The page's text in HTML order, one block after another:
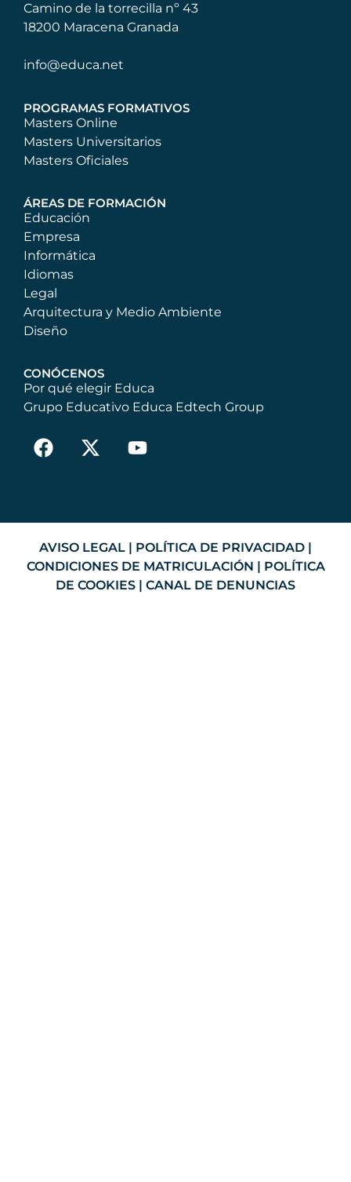
Camino de la torrecilla nº 43
18200 Maracena Granada
info@educa.net
PROGRAMAS FORMATIVOS
Masters Online
Masters Universitarios
Masters Oficiales
ÁREAS DE FORMACIÓN
Educación
Empresa
Informática
Idiomas
Legal
Arquitectura y Medio Ambiente
Diseño
CONÓCENOS
Por qué elegir Educa
Grupo Educativo Educa Edtech Group
AVISO LEGAL | POLÍTICA DE PRIVACIDAD |
CONDICIONES DE MATRICULACIÓN | POLÍTICA
DE COOKIES | CANAL DE DENUNCIAS